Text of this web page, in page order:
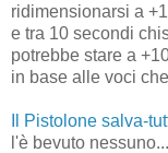
ridimensionarsi a
e tra 10 secondi
potrebbe stare a
in base alle voci
Il Pistolone salva-
l'è bevuto